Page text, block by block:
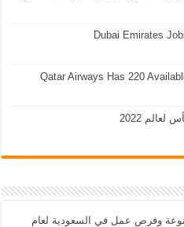
Dubai Emirates
Qatar Airways Has 220
2022
2024 وظائف متنوعة وفرص عمل في السعودية لعام